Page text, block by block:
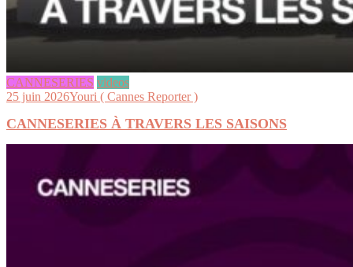
CANNESERIES videos
25 juin 2026Youri ( Cannes Reporter )
CANNESERIES À TRAVERS LES SAISONS